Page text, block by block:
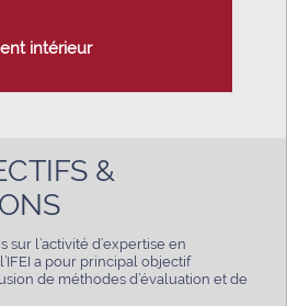
intérieur
&
l’activité d’expertise en
a pour principal objectif
de méthodes d’évaluation et de